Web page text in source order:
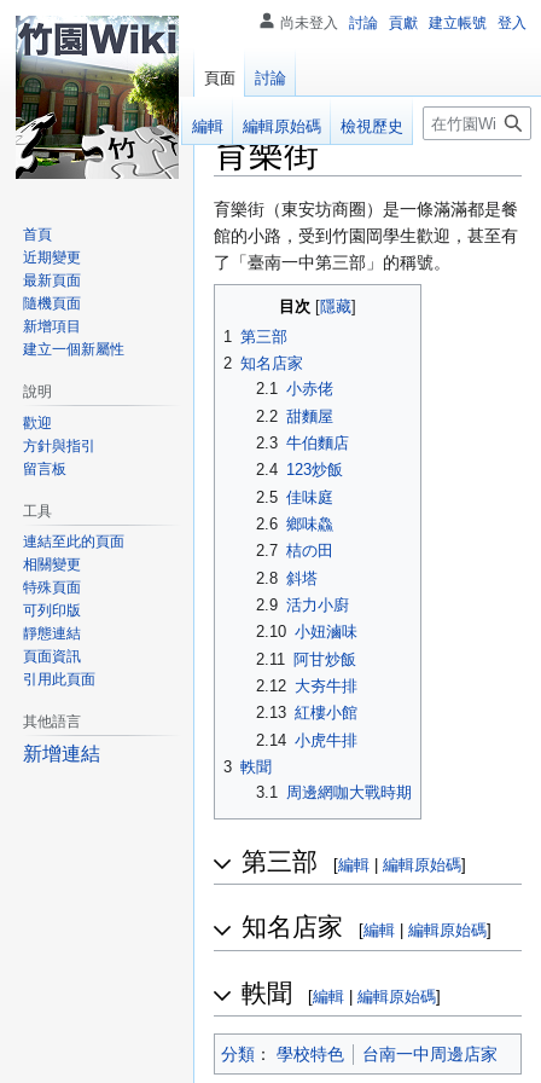
育樂街
跳
至
導
覽
跳
至
搜
尋
育樂街（東安坊商圈）是一條滿滿都是餐
館的小路，受到竹園岡學生歡迎，甚至有
了「臺南一中第三部」的稱號。
目次
1
第三部
2 知名店家
2.1 小赤佬
2.2 甜麵屋
2.3 牛伯麵店
2.4 123炒飯
2.5 佳味庭
2.6 鄉味鱻
2.7 桔の田
2.8 斜塔
2.9 活力小廚
2.10 小妞滷味
2.11 阿甘炒飯
2.12 大夯牛排
2.13 紅樓小館
2.14 小虎牛排
3 軼聞
3.1
周邊網咖大戰時期
第三部 [編輯 編輯原始碼]
知名店家 [編輯 編輯原始碼]
軼聞 [編輯 | 編輯原始碼]
分類 ：​ 學校特色 台南一中周邊店家
尚未登入 討論 貢獻 建立帳號 登入
頁面 討論
閱讀 編輯 編輯原始碼 檢視歷史
搜
首頁
近期變更
最新頁面
隨機頁面
新增項目
建立一個新屬性
說明
歡迎
方針與指引
留言板
工具
連結至此的頁面
相關變更
特殊頁面
可列印版
靜態連結
頁面資訊
引用此頁面
其他語言
新增連結